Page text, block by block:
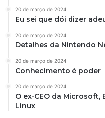
20 de março de 2024
Eu sei que dói dizer
20 de março de 2024
Detalhes da Nintendo
20 de março de 2024
Conhecimento é poder
20 de março de 2024
O ex-CEO da Microsoft,
Linux